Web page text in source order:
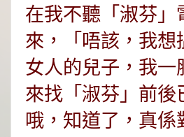
在我不聽「淑芬
來，「唔該，我
女人的兒子，我
來找「淑芬」前
哦，知道了，真